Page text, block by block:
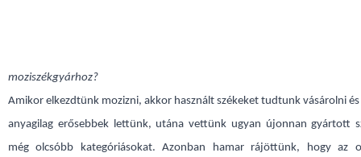
moziszékgyárhoz?
Amikor elkezdtünk mozizni, akkor használt székeket tudtunk vásárolni
anyagilag erősebbek lettünk, utána vettünk ugyan újonnan gyártott
még olcsóbb kategóriásokat. Azonban hamar rájöttünk, hogy az